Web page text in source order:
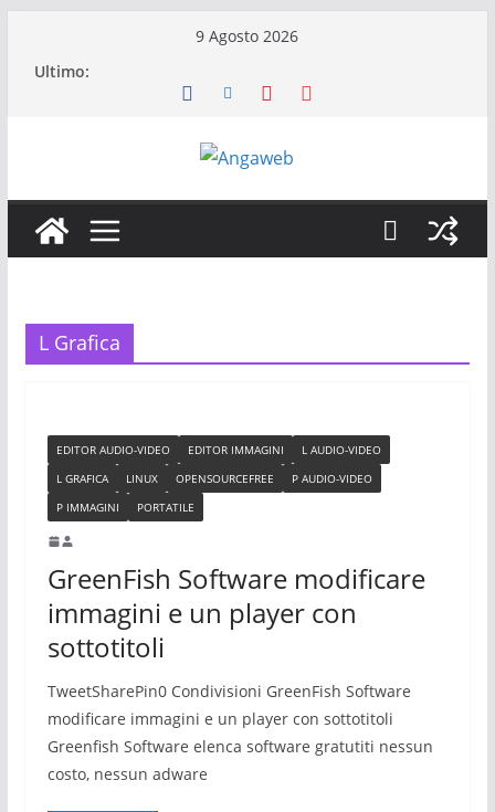
9 Agosto 2026
Ultimo:
L Grafica
EDITOR AUDIO-VIDEO EDITOR IMMAGINI
L AUDIO-VIDEO
L GRAFICA
LINUX OPENSOURCEFREE
P AUDIO-VIDEO
P IMMAGINI
PORTATILE
GreenFish Software modificare
immagini e un player con
sottotitoli
TweetSharePin0 Condivisioni GreenFish Software
modificare immagini e un player con sottotitoli
Greenfish Software elenca software gratutiti nessun
costo, nessun adware